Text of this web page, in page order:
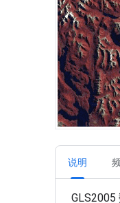
说明